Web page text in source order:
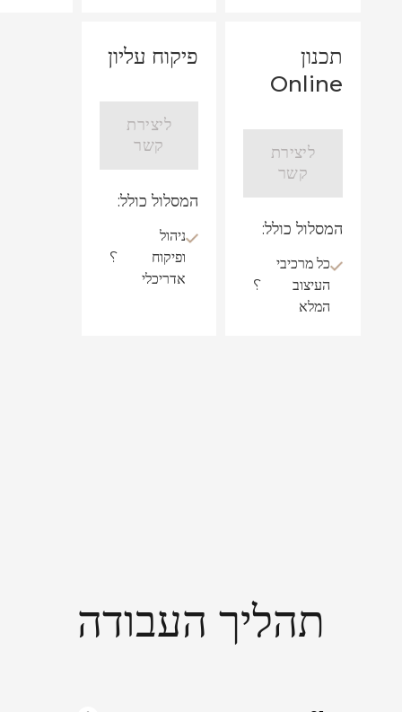
תכנון
Online
ליצירת
קשר
המסלול כולל:
כל מרכיבי
העיצוב
המלא
?
פיקוח עליון
ליצירת
קשר
המסלול כולל:
ניהול
ופיקוח
אדריכלי
?
תהליך העבודה